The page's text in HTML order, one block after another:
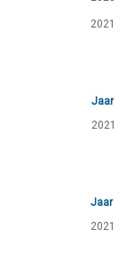
2021
Jaar
2021
Jaar
2021